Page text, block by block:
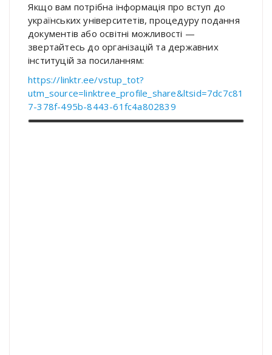
Якщо вам потрібна інформація про вступ до
українських університетів, процедуру подання
документів або освітні можливості —
звертайтесь до організацій та державних
інституцій за посиланням:
https://linktr.ee/vstup_tot?
utm_source=linktree_profile_share&ltsid=7dc7c81
7-378f-495b-8443-61fc4a802839